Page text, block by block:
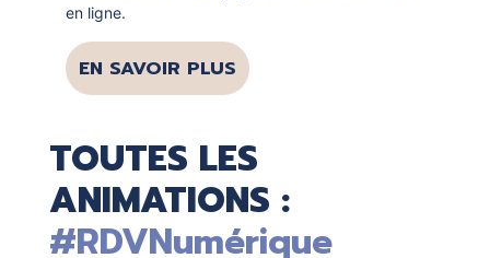
en ligne.
EN SAVOIR PLUS
TOUTES LES
ANIMATIONS :
#RDVNumérique